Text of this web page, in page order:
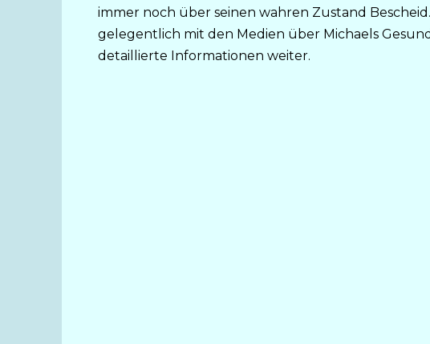
immer noch über seinen wahren Zustand
gelegentlich mit den Medien über Michaels
detaillierte Informationen weiter.